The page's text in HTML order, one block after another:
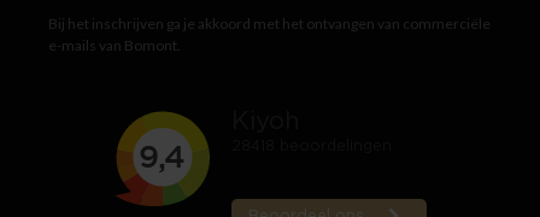
Bij het inschrijven ga je akkoord met het ontvangen van commerciële
e-mails van Bomont.